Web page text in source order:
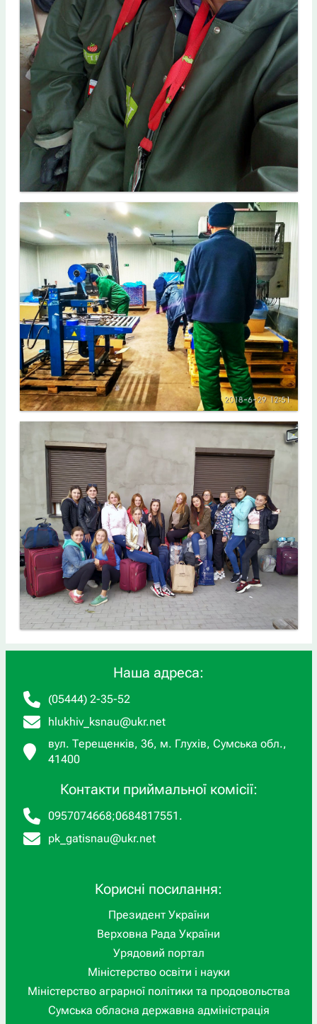
Наша адреса:
(05444) 2-35-52
hlukhiv_ksnau@ukr.net
вул. Терещенків, 36, м. Глухів, Сумська обл.,
41400
Контакти приймальної комісії:
0957074668;0684817551 .
pk_gatisnau@ukr.net
Корисні посилання:
Президент України
Верховна Рада України
Урядовий портал
Міністерство освіти і науки
Міністерство аграрної політики та продовольства
Сумська обласна державна адміністрація